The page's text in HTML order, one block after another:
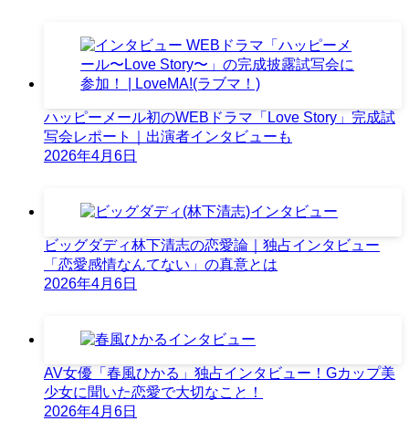
ハッピーメール初のWEBドラマ「Love Story」完成試
写会レポート｜出演者インタビューも
2026年4月6日
ビッグダディ林下清志の恋愛論｜独占インタビュー
「恋愛感情なんてない」の真意とは
2026年4月6日
AV女優「春風ひかる」独占インタビュー！Gカップ美
少女に聞いた恋愛で大切なこと！
2026年4月6日